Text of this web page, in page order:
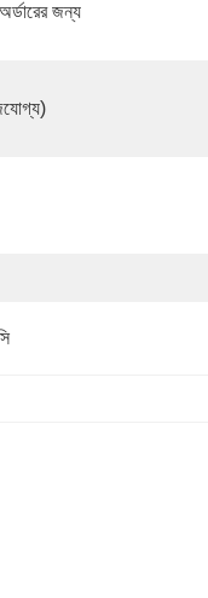
জন্য